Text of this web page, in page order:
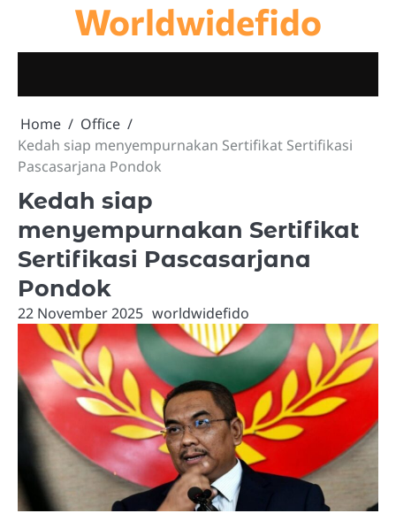
content
Worldwidefido
Home
Office
Kedah siap menyempurnakan Sertifikat Sertifikasi
Pascasarjana Pondok
Kedah siap
menyempurnakan Sertifikat
Sertifikasi Pascasarjana
Pondok
22 November 2025 worldwidefido